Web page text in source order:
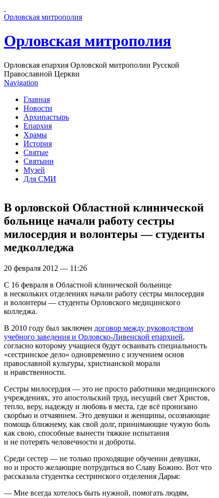
Орловская митрополия
Орловская митрополия
Орловская епархия Орловской митрополии Русской
Православной Церкви
Navigation
Главная
Новости
Архипастырь
Епархия
Храмы
История
Святые
Святыни
Музей
Для СМИ
В орловской Областной клинической
больнице начали работу сестры
милосердия и волонтеры — студенты
медколледжа
20 февраля 2012 — 11:26
С 16 февраля в Областной клинической больнице
в нескольких отделениях начали работу сестры милосердия
и волонтеры — студенты Орловского медицинского
колледжа.
В 2010 году был заключен договор между руководством
учебного заведения и Орловско-Ливенской епархией,
согласно которому учащиеся будут осваивать специальность
«сестринское дело» одновременно с изучением основ
православной культуры, христианской морали
и нравственности.
Сестры милосердия — это не просто работники медицинского
учреждениях, это апостольский труд, несущий свет Христов,
тепло, веру, надежду и любовь в места, где всё пронизано
скорбью и отчаянием. Это девушки и женщины, осознающие
помощь ближнему, как свой долг, принимающие чужую боль
как свою, способные вынести тяжкие испытания
и не потерять человечности и доброты.
Среди сестер — не только проходящие обучении девушки,
но и просто желающие потрудиться во Славу Божию. Вот что
рассказала студентка сестринского отделения Дарья:
— Мне всегда хотелось быть нужной, помогать людям,